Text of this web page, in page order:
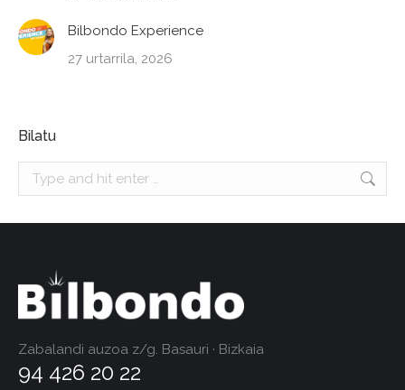
Bilbondo Experience
27 urtarrila, 2026
Bilatu
Search:
Zabalandi auzoa z/g. Basauri · Bizkaia
94 426 20 22